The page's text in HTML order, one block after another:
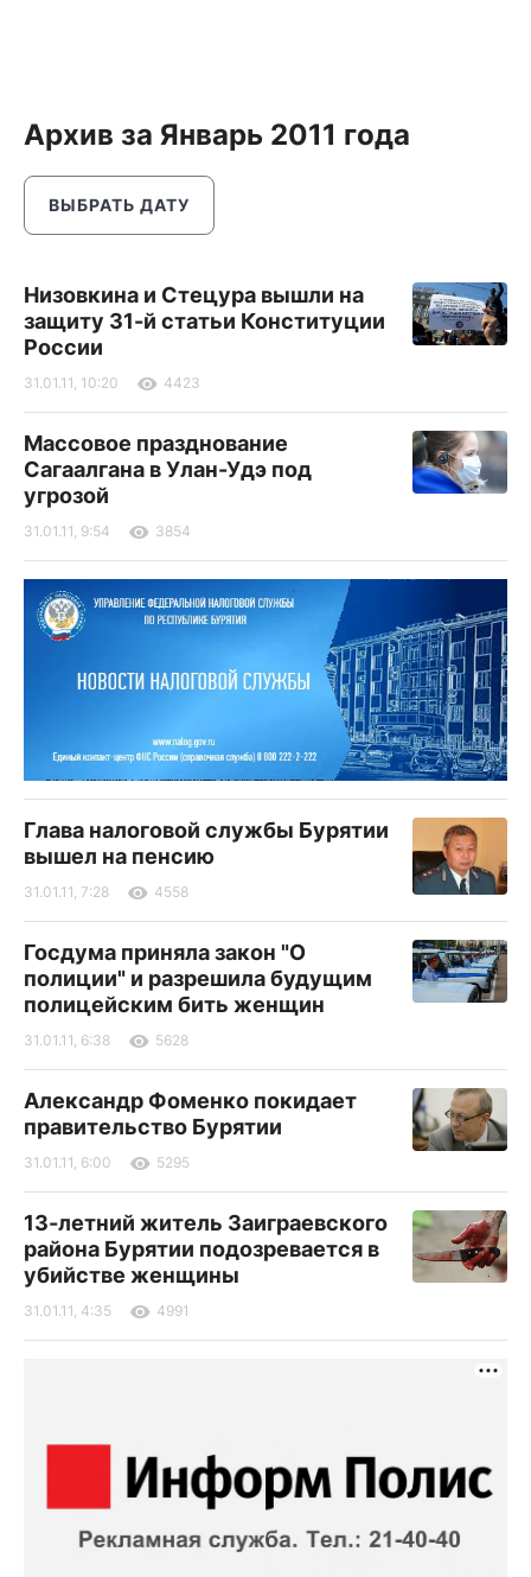
Архив за Январь 2011 года
ВЫБРАТЬ ДАТУ
Низовкина и Стецура вышли на
защиту 31-й статьи Конституции
России
31.01.11, 10:20 4423
Массовое празднование
Сагаалгана в Улан-Удэ под
угрозой
31.01.11, 9:54 3854
Глава налоговой службы Бурятии
вышел на пенсию
31.01.11, 7:28 4558
Госдума приняла закон "О
полиции" и разрешила будущим
полицейским бить женщин
31.01.11, 6:38 5628
Александр Фоменко покидает
правительство Бурятии
31.01.11, 6:00 5295
13-летний житель Заиграевского
района Бурятии подозревается в
убийстве женщины
31.01.11, 4:35 4991